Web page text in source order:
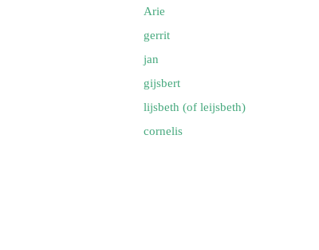
foto’s verslag portugalreis jg-team foto’s
Arie
gerrit
jan
gijsbert
lijsbeth (of leijsbeth)
cornelis